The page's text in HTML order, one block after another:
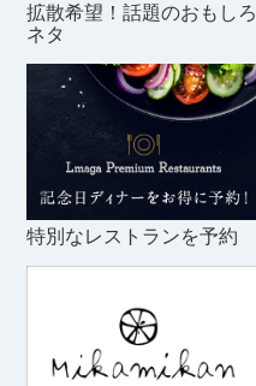
拡散希望！話題のおもしろ
ネタ
特別なレストランを予約